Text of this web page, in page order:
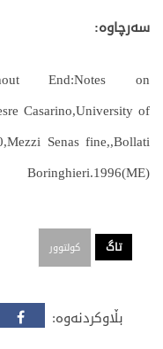
سەرچاوە:
End:Notes on
Casarino,University of
Senas fine,,Bollati
Boringhieri.1996(ME)
تاگ کولتوور
بڵاوکردنەوە: